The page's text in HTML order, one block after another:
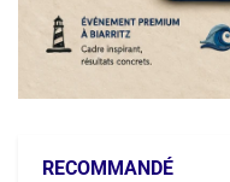
RECOMMANDÉ